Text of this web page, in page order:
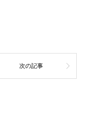
次の記事